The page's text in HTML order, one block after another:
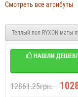
Смотреть все атрибуты
Теплый пол RYXON маты
НАШЛИ
12861.25грн.